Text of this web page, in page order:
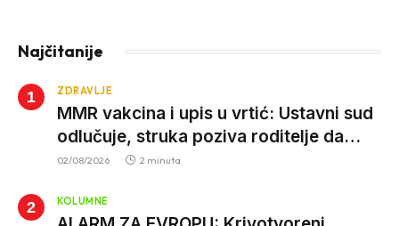
Najčitanije
ZDRAVLJE
MMR vakcina i upis u vrtić: Ustavni sud
odlučuje, struka poziva roditelje da
vjeruju nauci
02/08/2026 2 minuta
KOLUMNE